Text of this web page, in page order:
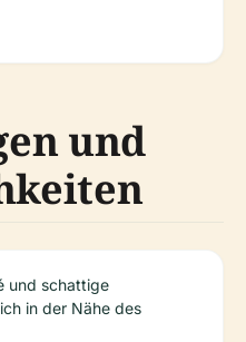
und
und schattige
in der Nähe des